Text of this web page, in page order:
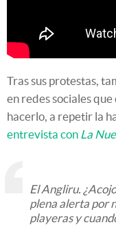
Tras sus protestas,
en redes sociales
hacerlo, a repetir la
entrevista con La
El Angliru.
plena alerta por
playeras y